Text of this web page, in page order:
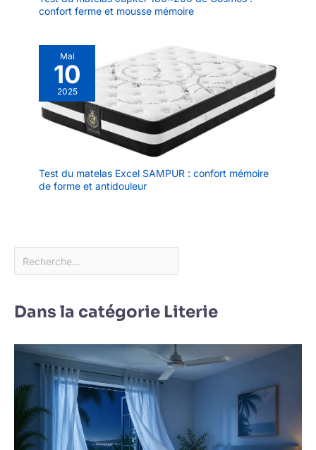
confort ferme et mousse mémoire
Mai
10
2025
Test du matelas Excel SAMPUR : confort mémoire
de forme et antidouleur
Dans la catégorie Literie